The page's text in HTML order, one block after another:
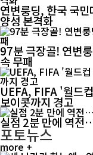
연변룽딩, 한국 국
양성 본격화
97분 극장골! 연변
속 무패
UEFA, FIFA '월드
보이콧까지 경고
실점 2분 만에 역전
포토뉴스
more +